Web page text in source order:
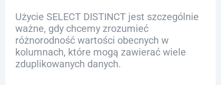
Użycie SELECT DISTINCT jest szczególnie
ważne, gdy chcemy zrozumieć
różnorodność wartości obecnych w
kolumnach, które mogą zawierać wiele
zduplikowanych danych.